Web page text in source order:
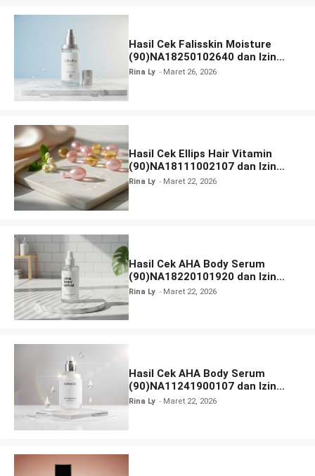
Hasil Cek Falisskin Moisture
(90)NA18250102640 dan Izin
BPOM
Rina Ly Maret 26, 2026
Hasil Cek Ellips Hair Vitamin
(90)NA18111002107 dan Izin
BPOM
Rina Ly Maret 22, 2026
Hasil Cek AHA Body Serum
(90)NA18220101920 dan Izin
BPOM
Rina Ly Maret 22, 2026
Hasil Cek AHA Body Serum
(90)NA11241900107 dan Izin
BPOM
Rina Ly Maret 22, 2026